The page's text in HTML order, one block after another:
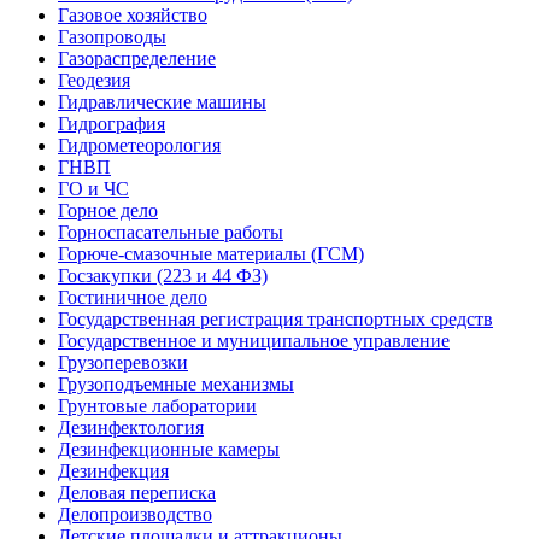
Газовое хозяйство
Газопроводы
Газораспределение
Геодезия
Гидравлические машины
Гидрография
Гидрометеорология
ГНВП
ГО и ЧС
Горное дело
Горноспасательные работы
Горюче-смазочные материалы (ГСМ)
Госзакупки (223 и 44 ФЗ)
Гостиничное дело
Государственная регистрация транспортных средств
Государственное и муниципальное управление
Грузоперевозки
Грузоподъемные механизмы
Грунтовые лаборатории
Дезинфектология
Дезинфекционные камеры
Дезинфекция
Деловая переписка
Делопроизводство